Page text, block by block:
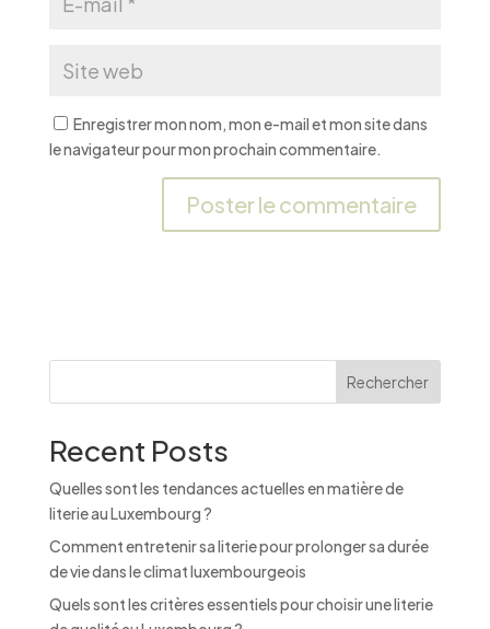
Enregistrer mon nom, mon e-mail et mon site dans
le navigateur pour mon prochain commentaire.
i
e
:
Rechercher
Recent Posts
Quelles sont les tendances actuelles en matière de
literie au Luxembourg ?
Comment entretenir sa literie pour prolonger sa durée
de vie dans le climat luxembourgeois
Quels sont les critères essentiels pour choisir une literie